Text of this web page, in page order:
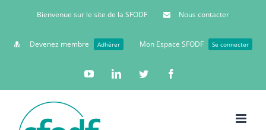
Bienvenue sur le site de la SFODF Nous contacter
Devenez membre Adhérer Mon Espace SFODF Se connecter
YouTubeLinkedinTwitter